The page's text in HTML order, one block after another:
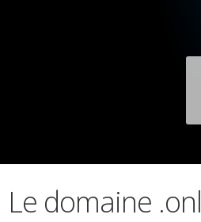
Le domaine .onl